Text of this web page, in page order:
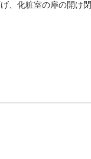
、化粧室の扉の開け